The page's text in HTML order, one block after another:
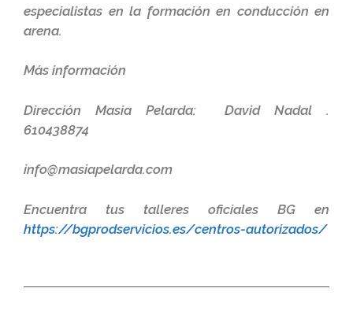
especialistas en la formación en conducción en
arena.
Más información
Dirección Masia Pelarda: David Nadal .
610438874
info@masiapelarda.com
Encuentra tus talleres oficiales BG en
https://bgprodservicios.es/centros-autorizados/